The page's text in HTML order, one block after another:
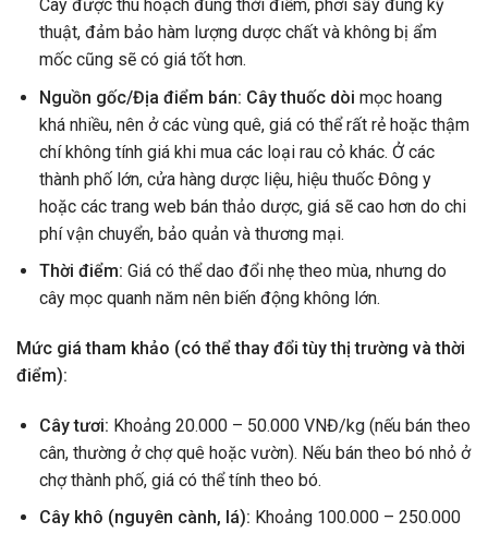
Cây được thu hoạch đúng thời điểm, phơi sấy đúng kỹ
thuật, đảm bảo hàm lượng dược chất và không bị ẩm
mốc cũng sẽ có giá tốt hơn.
Nguồn gốc/Địa điểm bán: Cây thuốc dòi mọc hoang
khá nhiều, nên ở các vùng quê, giá có thể rất rẻ hoặc thậm
chí không tính giá khi mua các loại rau cỏ khác. Ở các
thành phố lớn, cửa hàng dược liệu, hiệu thuốc Đông y
hoặc các trang web bán thảo dược, giá sẽ cao hơn do chi
phí vận chuyển, bảo quản và thương mại.
Thời điểm: Giá có thể dao đổi nhẹ theo mùa, nhưng do
cây mọc quanh năm nên biến động không lớn.
Mức giá tham khảo (có thể thay đổi tùy thị trường và thời
điểm):
Cây tươi: Khoảng 20.000 – 50.000 VNĐ/kg (nếu bán theo
cân, thường ở chợ quê hoặc vườn). Nếu bán theo bó nhỏ ở
chợ thành phố, giá có thể tính theo bó.
Cây khô (nguyên cành, lá): Khoảng 100.000 – 250.000